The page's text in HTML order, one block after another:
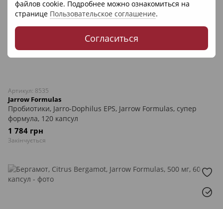
файлов cookie. Подробнее можно ознакомиться на
странице Пользовательское соглашение.
Согласиться
Артикул: 8535
Jarrow Formulas
Пробиотики, Jarro-Dophilus EPS, Jarrow Formulas, супер
формула, 120 капсул
1 784 грн
Закінчується